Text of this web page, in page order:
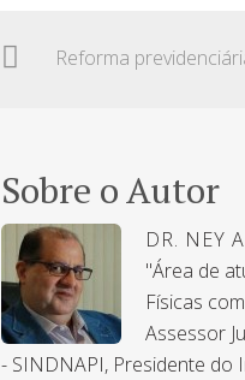
Sobre o Autor
DR. NEY
"Área de
Físicas
Assessor
- SINDNAPI, Presidente do